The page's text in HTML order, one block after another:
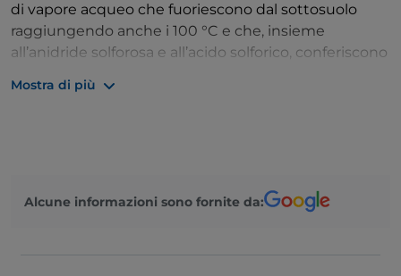
di vapore acqueo che fuoriescono dal sottosuolo
raggiungendo anche i 100 °C e che, insieme
all’anidride solforosa e all’acido solforico, conferiscono
sicuramente la Favara Grande.
Mostra di più
Alcune informazioni sono fornite da: